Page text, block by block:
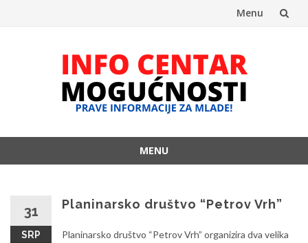
Menu
MENU
31
SRP
Planinarsko društvo “Petrov Vrh”
Planinarsko društvo “Petrov Vrh” organizira dva velika